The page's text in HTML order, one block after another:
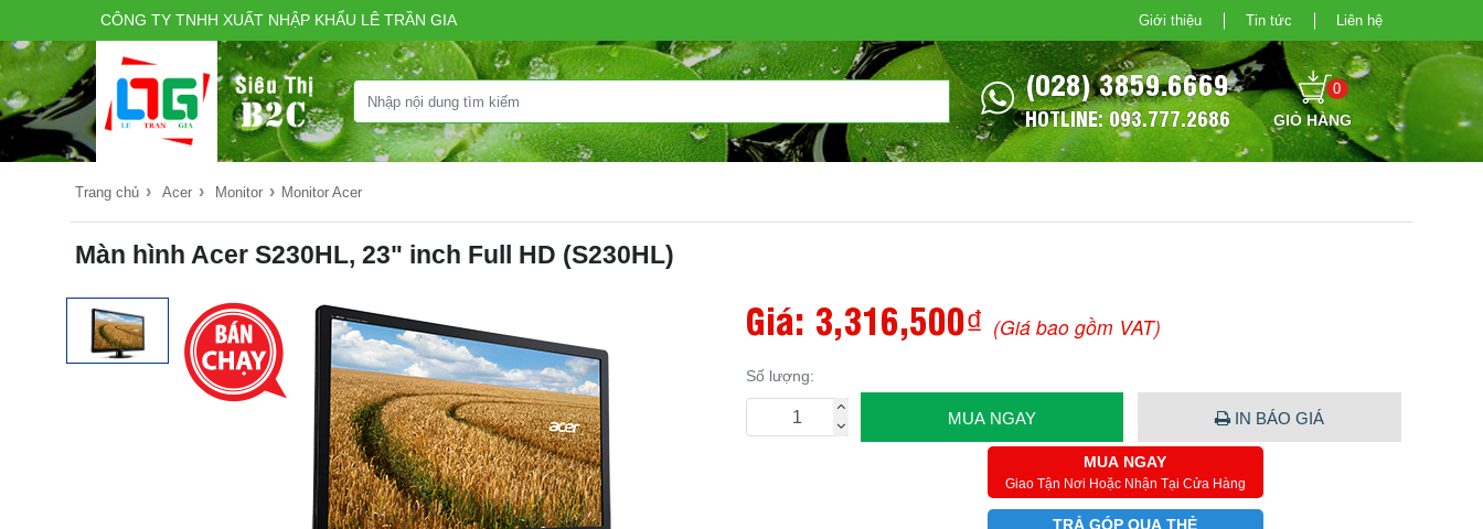
CÔNG TY TNHH XUẤT NHẬP KHẨU LÊ TRẦN GIA Giới thiệu Tin tức Liên hệ
0
(028) 3859.6669
HOTLINE: 093.777.2686
Trang chủ › Acer › Monitor › Monitor Acer
Màn hình Acer S230HL, 23" inch Full HD (S230HL)
Giá: 3,316,500₫ (Giá bao gồm VAT)
Số lượng:
MUA NGAY IN BÁO GIÁ
MUA NGAY
Giao Tận Nơi Hoặc Nhận Tại Cửa Hàng
TRẢ GÓP QUA THẺ